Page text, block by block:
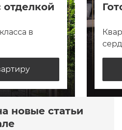
отделкой
в
новые статьи